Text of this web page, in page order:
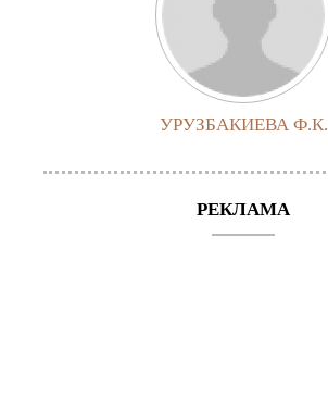
УРУЗБАКИЕВА Ф.К.
РЕКЛАМА